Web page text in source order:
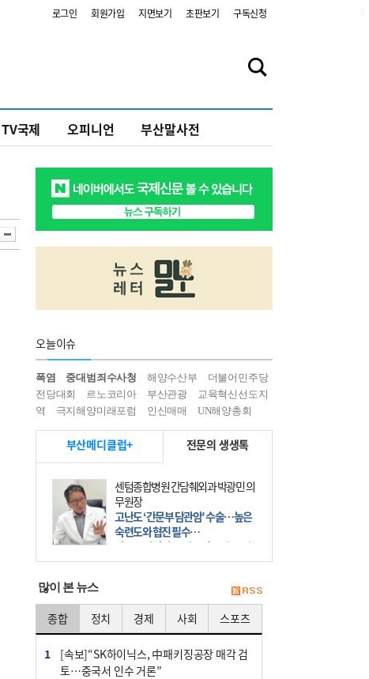
로그인 회원가입 지면보기 초판보기 구독신청
TV국제 오피니언 부산말사전
오늘이슈
폭염 중대범죄수사청 해양수산부
더불어민주당
전당대회
르노코리아 부산관광
교육혁신선도지
역
극지해양미래포럼 인신매매 UN해양총회
부산메디클럽+ 전문의 생생톡
센텀종합병원 간담췌외과 박광민 의
무원장
고난도 ‘간문부 담관암’ 수술…높은
숙련도와 협진 필수
간문부 담관암(클라츠킨 종양)은 좌
우 간에서 나오는, 담관(담즙 배출 경
部)’에 생기는 악성 종양이다. 간동맥
문맥 림프절 담
많이 본 뉴스
종합 정치 경제 사회 스포츠
1
[속보]“SK하이닉스, 中패키징공장 매각 검
토…중국서 인수 거론”